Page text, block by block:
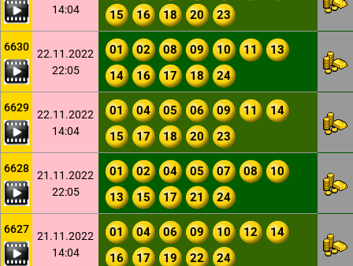
14:04
15
16 18 20 23
6630
22.11.2022
22:05
01 02 08 09 10 11
13
14
16 17 18 24
6629
22.11.2022
14:04
01 04 05 06 09 11
14
15
17 18 20 23
6628
21.11.2022
22:05
01 02 04 05 07 08
10
13
15 17 21 24
6627
21.11.2022
14:04
01 04 06 09 10 12
14
16
17 19 22 24